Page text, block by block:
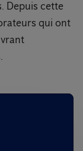
Depuis cette
qui ont